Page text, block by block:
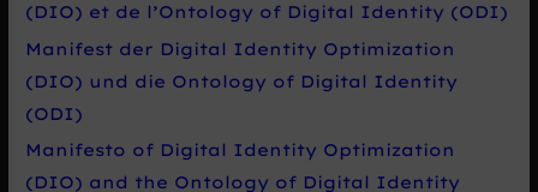
(DIO) et de l’Ontology of Digital Identity (ODI)
Manifest der Digital Identity Optimization
(DIO) und die Ontology of Digital Identity
(ODI)
Manifesto of Digital Identity Optimization
(DIO) and the Ontology of Digital Identity